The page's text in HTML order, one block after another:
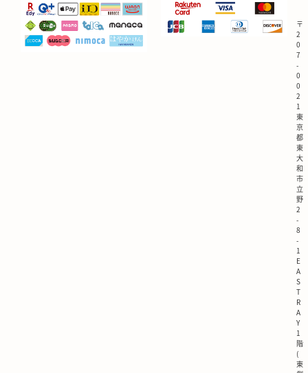
〒
2
0
7
-
0
0
2
1
東
京
都
東
大
和
市
立
野
2
-
8
-
1
E
A
S
T
R
A
Y
1
階
(
東